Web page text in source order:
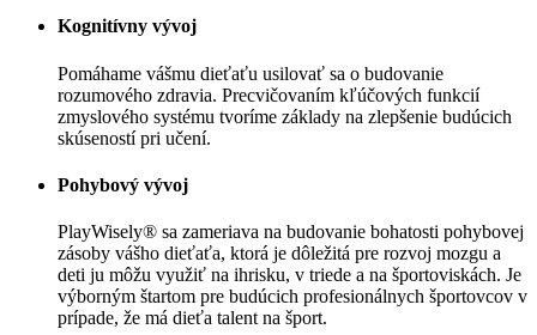
Kognitívny vývoj
Pomáhame vášmu dieťaťu usilovať sa o budovanie
rozumového zdravia. Precvičovaním kľúčových funkcií
zmyslového systému tvoríme základy na zlepšenie budúcich
skúseností pri učení.
Pohybový vývoj
PlayWisely® sa zameriava na budovanie bohatosti pohybovej
zásoby vášho dieťaťa, ktorá je dôležitá pre rozvoj mozgu a
deti ju môžu využiť na ihrisku, v triede a na športoviskách. Je
výborným štartom pre budúcich profesionálnych športovcov v
prípade, že má dieťa talent na šport.